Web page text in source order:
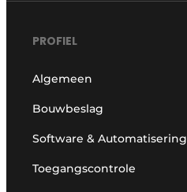
PROFIEL
Algemeen
Bouwbeslag
Software & Automatisering
Toegangscontrole